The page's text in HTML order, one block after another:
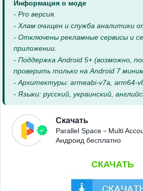
Информация о моде
- Pro версия.
- Хлам очищен и служба аналитики
- Отключены рекламные сервисы и
приложении.
- Поддержка Android 5+ (возможно,
проверить только на Android 7
- Архитектуры: armeabi-v7a, arm64-
- Языки: русский, украинский,
Скачать
Parallel Space－Multi
Андроид бесплатно
СКАЧАТЬ